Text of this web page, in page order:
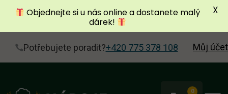
Potřebujete poradit?+420 775 378 108 Můj účet
0
Objednejte si u nás online a dostanete malý
dárek!
X